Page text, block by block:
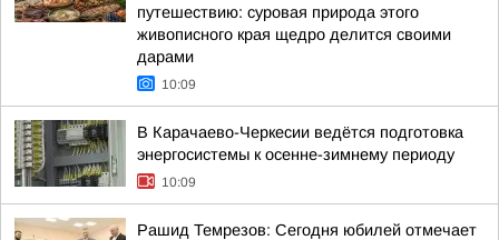
путешествию: суровая природа этого
живописного края щедро делится своими
дарами
10:09
В Карачаево-Черкесии ведётся подготовка
энергосистемы к осенне-зимнему периоду
10:09
Рашид Темрезов: Сегодня юбилей отмечает